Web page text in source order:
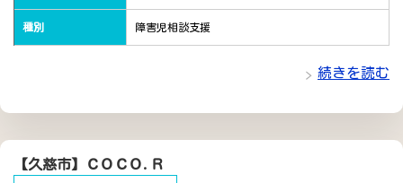
種別 障害児相談支援
続きを読む
【久慈市】ＣＯＣＯ.Ｒ